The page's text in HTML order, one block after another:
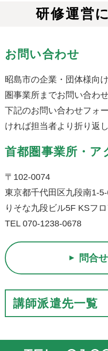
研修運営
お問い合わせ
昭島市の企業・団体様向
圏事業所までお問い合わ
下記のお問い合わせフォ
ければ担当者より折り返
首都圏事業所・ア
〒102-0074
東京都千代田区九段南1-
りそな九段ビル5F KSフ
TEL 070-1238-0678
問合
講師派遣先一覧